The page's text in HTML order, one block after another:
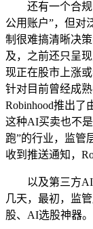
还有一个合规
公用账户”，但对
制很难搞清晰决
及，之前还只呈
现正在股市上涨
针对目前曾经成
Robinhood推出了
这种AI买卖也不
跑”的行业，监管
收到推送通知，
以及第三方AI
几天，最初，监
股、AI选股神器。